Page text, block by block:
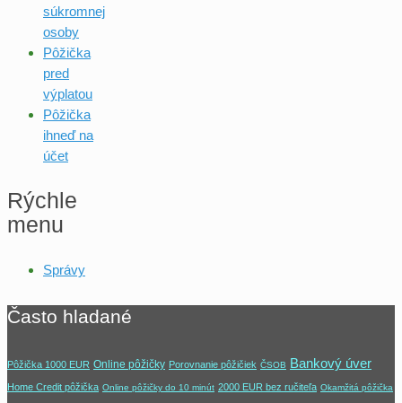
súkromnej
osoby
Pôžička
pred
výplatou
Pôžička
ihneď na
účet
Rýchle
menu
Správy
Často hladané
Pôžička 1000 EUR Online pôžičky Porovnanie pôžičiek ČSOB Bankový úver
Home Credit pôžička Online pôžičky do 10 minút 2000 EUR bez ručiteľa Okamžitá pôžička